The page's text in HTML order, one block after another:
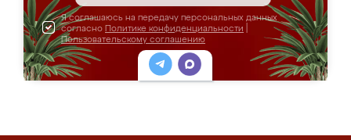
Я соглашаюсь на передачу персональных данных
согласно Политике конфиденциальности
Пользовательскому соглашению